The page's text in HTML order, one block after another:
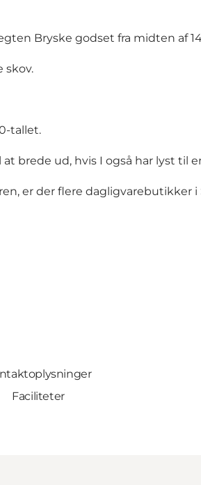
Bryske godset fra midten af
skov.
tallet.
brede ud, hvis I også har lyst til
er der flere
Faciliteter